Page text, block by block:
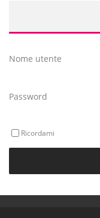
Nome utente
Password
Ricordami